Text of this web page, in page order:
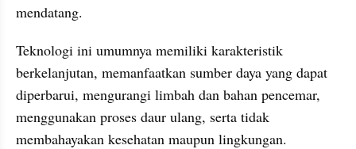
mendatang.
Teknologi ini umumnya memiliki karakteristik
berkelanjutan, memanfaatkan sumber daya yang dapat
diperbarui, mengurangi limbah dan bahan pencemar,
menggunakan proses daur ulang, serta tidak
membahayakan kesehatan maupun lingkungan.